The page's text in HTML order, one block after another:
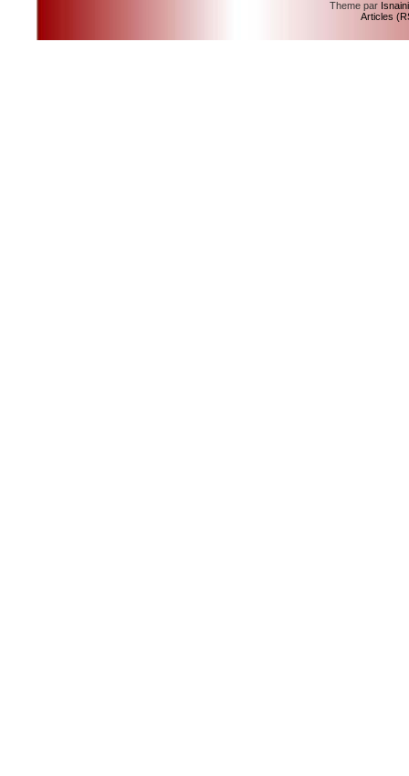
Theme par
Articles